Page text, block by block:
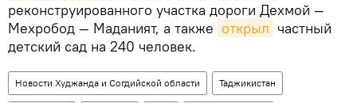
реконструированного участка дороги Дехмой —
Мехробод — Маданият, а также открыл частный
детский сад на 240 человек.
Новости Худжанда и Согдийской области Таджикистан